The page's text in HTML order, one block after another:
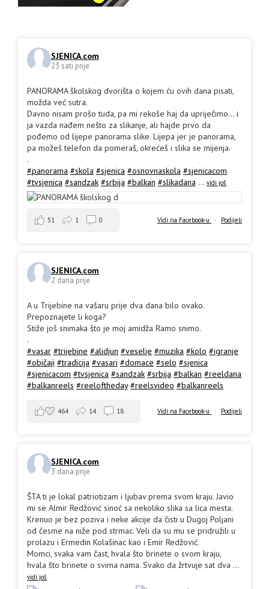
SJENICA.com
23 sati prije
PANORAMA školskog dvorišta o kojem ću ovih dana pisati,
možda već sutra.
Davno nisam prošo tuda, pa mi rekoše haj da upriječimo... i
ja vazda nađem nešto za slikanje, ali hajde prvo da
pođemo od lijepe panorama slike. Lijepa jer je panorama,
pa možeš telefon da pomeraš, okrećeš i slika se mijenja.
.
#panorama #skola #sjenica #osnovnaskola #sjenicacom
#tvsjenica #sandzak #srbija #balkan #slikadana ... vidi još
Vidi na Facebook-u · Podijeli
51 1 0
SJENICA.com
2 dana prije
A u Trijebine na vašaru prije dva dana bilo ovako.
Prepoznajete li koga?
Stiže još snimaka što je moj amidža Ramo snimo.
.
#vasar #trijebine #alidjun #veselje #muzika #kolo #igranje
#običaji #tradicija #vasari #domace #selo #sjenica
#sjenicacom #tvsjenica #sandzak #srbija #balkan #reeldana
#balkanreels #reeloftheday #reelsvideo #balkanreels
Vidi na Facebook-u · Podijeli
464 14 18
SJENICA.com
3 dana prije
ŠTA ti je lokal patriotizam i ljubav prema svom kraju. Javio
mi se Almir Redžović sinoć sa nekoliko slika sa lica mesta.
Krenuo je bez poziva i neke akcije da čisti u Dugoj Poljani
od česme na niže pod strmac. Veli da su mu se pridružili u
prolazu i Ermedin Kolašinac kao i Emir Redžović.
Momci, svaka vam čast, hvala što brinete o svom kraju,
hvala što brinete o svima nama. Svako da žrtvuje sat dva ...
vidi još